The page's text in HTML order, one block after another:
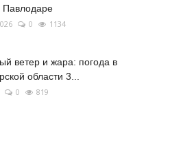
Павлодаре
0 1134
ветер и жара: погода в
области 3...
0 819